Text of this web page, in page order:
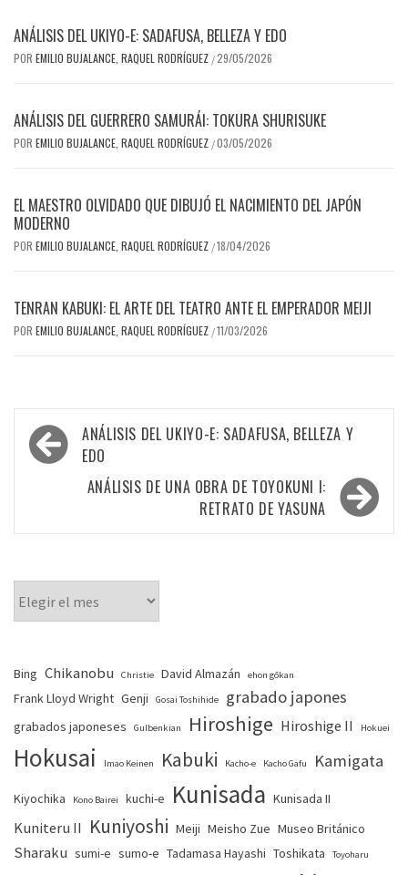
ANÁLISIS DEL UKIYO-E: SADAFUSA, BELLEZA Y EDO
POR EMILIO BUJALANCE, RAQUEL RODRÍGUEZ /29/05/2026
ANÁLISIS DEL GUERRERO SAMURÁI: TOKURA SHURISUKE
POR EMILIO BUJALANCE, RAQUEL RODRÍGUEZ /03/05/2026
EL MAESTRO OLVIDADO QUE DIBUJÓ EL NACIMIENTO DEL JAPÓN
MODERNO
POR EMILIO BUJALANCE, RAQUEL RODRÍGUEZ /18/04/2026
TENRAN KABUKI: EL ARTE DEL TEATRO ANTE EL EMPERADOR MEIJI
POR EMILIO BUJALANCE, RAQUEL RODRÍGUEZ /11/03/2026
Navegación
de
entradas
ANÁLISIS DEL UKIYO-E: SADAFUSA, BELLEZA Y
EDO
ANÁLISIS DE UNA OBRA DE TOYOKUNI I:
RETRATO DE YASUNA
Bing Chikanobu Christie David Almazán ehon gōkan
Frank Lloyd Wright Genji Gosai Toshihide grabado japones
grabados japoneses Gulbenkian Hiroshige Hiroshige II Hokuei
Hokusai Imao Keinen Kabuki Kacho-e Kacho Gafu Kamigata
Kiyochika Kono Bairei kuchi-e Kunisada Kunisada II
Kuniteru II Kuniyoshi Meiji Meisho Zue Museo Británico
Sharaku sumi-e sumo-e Tadamasa Hayashi Toshikata Toyoharu